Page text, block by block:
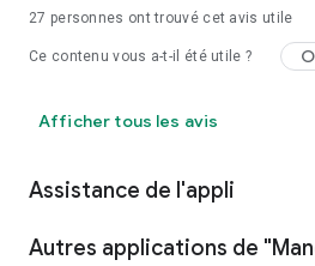
27 personnes ont trouvé cet avis utile
Ce contenu vous a-t-il été utile ?
Afficher tous les avis
Assistance de l'appli
Autres applications de